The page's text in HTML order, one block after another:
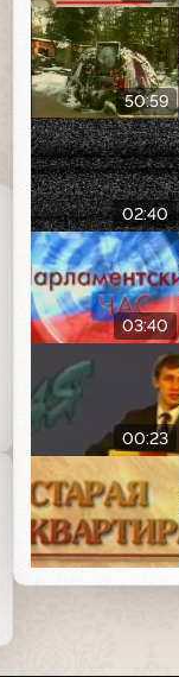
50:59
02:40
03:40
00:23